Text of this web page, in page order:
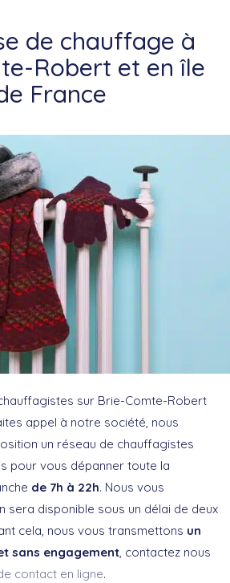
de chauffage à
Robert et en île
France
sur Brie-Comte-Robert
appel à notre société, nous
un réseau de chauffagistes
pour vous dépanner toute la
de 7h à 22h. Nous vous
sera disponible sous un délai de deux
cela, nous vous transmettons un
sans engagement, contactez nous
contact en ligne.